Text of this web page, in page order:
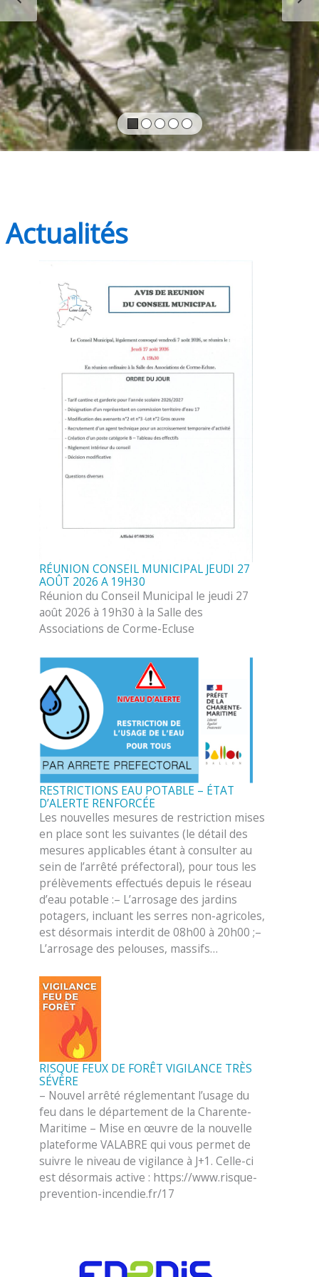
Actualités
RÉUNION CONSEIL MUNICIPAL JEUDI 27
AOÛT 2026 A 19H30
Réunion du Conseil Municipal le jeudi 27
août 2026 à 19h30 à la Salle des
Associations de Corme-Ecluse
RESTRICTIONS EAU POTABLE – ÉTAT
D’ALERTE RENFORCÉE
Les nouvelles mesures de restriction mises
en place sont les suivantes (le détail des
mesures applicables étant à consulter au
sein de l’arrêté préfectoral), pour tous les
prélèvements effectués depuis le réseau
d’eau potable :– L’arrosage des jardins
potagers, incluant les serres non-agricoles,
est désormais interdit de 08h00 à 20h00 ;–
L’arrosage des pelouses, massifs…
RISQUE FEUX DE FORÊT VIGILANCE TRÈS
SÉVÈRE
– Nouvel arrêté réglementant l’usage du
feu dans le département de la Charente-
Maritime – Mise en œuvre de la nouvelle
plateforme VALABRE qui vous permet de
suivre le niveau de vigilance à J+1. Celle-ci
est désormais active : https://www.risque-
prevention-incendie.fr/17